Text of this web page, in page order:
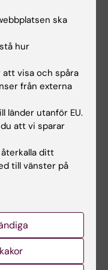
information
och
och system
output
ska
hur
att visa och spåra
från externa
länder utanför EU.
att vi sparar
ditt
till vänster på